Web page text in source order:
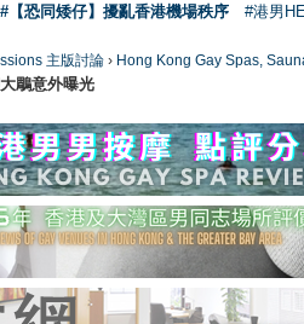
#【恐同矮仔】擾亂香港機場秩序 #港男
主版討論 › Hong Kong Gay Spas,
鵰意外曝光